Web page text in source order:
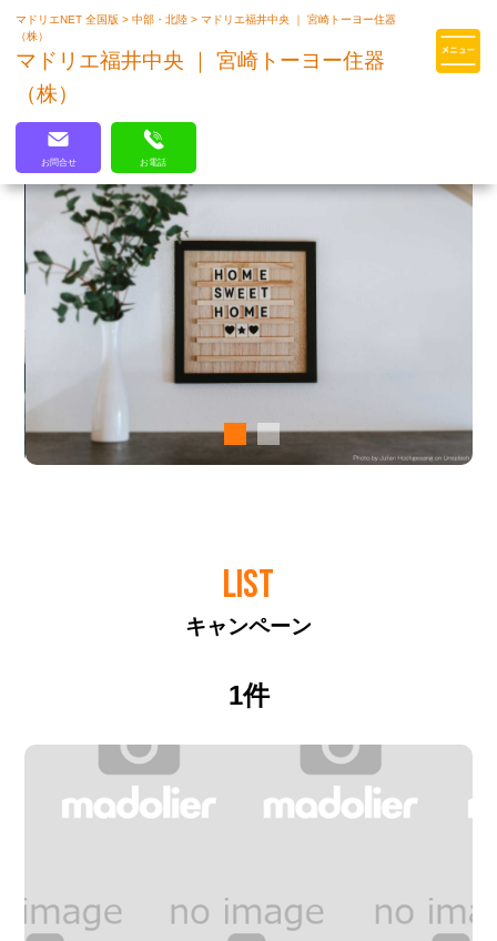
マドリエはLIXILの厳しい基準を
マドリエNET 全国版>中部・北陸>マドリエ福井中央 ｜ 宮崎トーヨー住器
（株）
マドリエ福井中央 ｜ 宮崎トーヨー住器
（株）
お問合せ お電話
LIST
キャンペーン
1件